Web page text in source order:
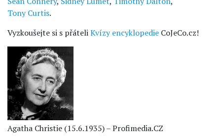
Tony Curtis.
Vyzkoušejte si s přáteliKvízy encyklopedie CoJeCo.cz!
Agatha Christie (15.6.1935) – Profimedia.CZ